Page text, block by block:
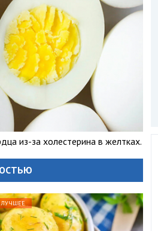
из-за холестерина в желтках.
ЛУЧШЕЕ